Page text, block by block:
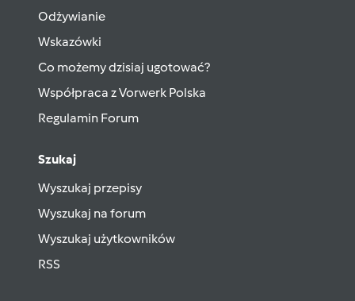
Odżywianie
Wskazówki
Co możemy dzisiaj ugotować?
Współpraca z Vorwerk Polska
Regulamin Forum
Szukaj
Wyszukaj przepisy
Wyszukaj na forum
Wyszukaj użytkowników
RSS